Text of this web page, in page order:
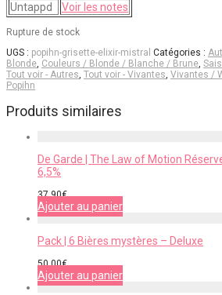
Untappd
Voir les notes
Rupture de stock
UGS : popihn-grisette-elixir-mistral Catégories :
Blonde, Couleurs / Blonde / Blanche / Brune,
Tout voir - Autres, Tout voir - Vivantes, Vivantes /
Popihn
Produits similaires
De Garde | The Law of Motion
6,5%
37,90€
Ajouter au panier
Pack | 6 Bières mystères – Deluxe
50,00€
Ajouter au panier